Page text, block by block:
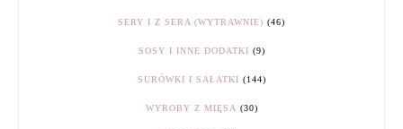
SERY I Z SERA (WYTRAWNIE) (46)
SOSY I INNE DODATKI (9)
SURÓWKI I SAŁATKI (144)
WYROBY Z MIĘSA (30)